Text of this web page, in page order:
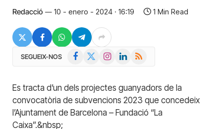
Redacció 10 - enero - 2024 · 16:19 1 Min Read
SEGUEIX-NOS Facebook InstagramLinkedIn
RSS
Es tracta d’un dels projectes guanyadors de la
convocatòria de subvencions 2023 que concedeix
l’Ajuntament de Barcelona – Fundació “La
Caixa”.&nbsp;